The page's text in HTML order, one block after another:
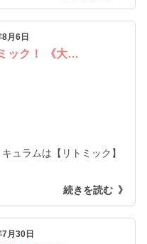
月6日
ック！ 《大…
ュラムは【リトミック】
続きを読む
月30日